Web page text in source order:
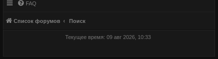
FAQ
Список форумов Поиск
Текущее время: 09 авг 2026, 10:33